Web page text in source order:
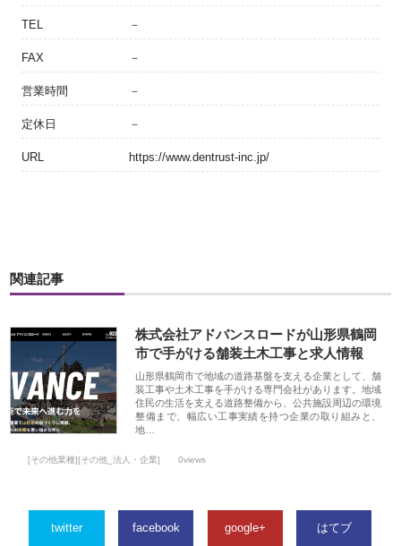
TEL －
FAX －
営業時間 －
定休日 －
URL https://www.dentrust-inc.jp/
関連記事
株式会社アドバンスロードが山形県鶴岡
市で手がける舗装土木工事と求人情報
山形県鶴岡市で地域の道路基盤を支える企業として、舗
装工事や土木工事を手がける専門会社があります。地域
住民の生活を支える道路整備から、公共施設周辺の環境
整備まで、幅広い工事実績を持つ企業の取り組みと、
地…
[その他業種][その他_法人・企業] 0views
twitter facebook google+ はてブ